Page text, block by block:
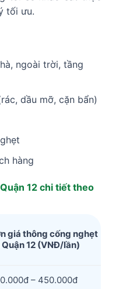
tối ưu.
ngoài trời, tầng
dầu mỡ, cặn bẩn)
hàng
12 chi tiết theo
giá thông cống nghẹt
12 (VNĐ/lần)
– 450.000đ